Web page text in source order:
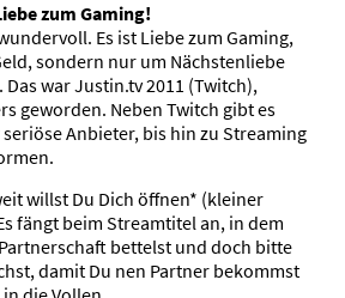
zum Gaming!
Es ist Liebe zum Gaming,
sondern nur um Nächstenliebe
war Justin.tv 2011 (Twitch),
geworden. Neben Twitch gibt es
Anbieter, bis hin zu Streaming
willst Du Dich öffnen* (kleiner
fängt beim Streamtitel an, in dem
bettelst und doch bitte
damit Du nen Partner bekommst